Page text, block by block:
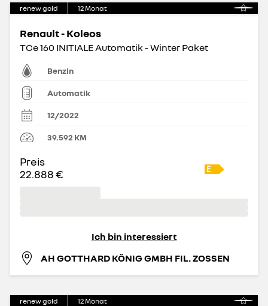
renew gold 12Monat
Renault - Koleos
TCe 160 INITIALE Automatik - Winter Paket
Benzin
Automatik
12/2022
39.592 KM
Preis
22.888 €
Ich bin interessiert
AH GOTTHARD KÖNIG GMBH FIL. ZOSSEN
renew gold 12Monat